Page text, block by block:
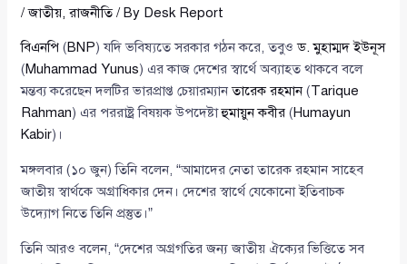
/জাতীয়,রাজনীতি/ By Desk Report
বিএনপি (BNP) যদি ভবিষ্যতে সরকার গঠন করে, তবুওড. মুহাম্মদ ইউনূস
(Muhammad Yunus) এর কাজ দেশের স্বার্থে অব্যাহত থাকবে বলে
মন্তব্য করেছেন দলটির ভারপ্রাপ্ত চেয়ারম্যানতারেক রহমান(Tarique
Rahman) এর পররাষ্ট্র বিষয়ক উপদেষ্টাহুমায়ুন কবীর (Humayun
Kabir)।
মঙ্গলবার (১০ জুন) তিনি বলেন, “আমাদের নেতা তারেক রহমান সাহেব
জাতীয় স্বার্থকে অগ্রাধিকার দেন। দেশের স্বার্থে যেকোনো ইতিবাচক
উদ্যোগ নিতে তিনি প্রস্তুত।”
তিনি আরও বলেন, “দেশের অগ্রগতির জন্য জাতীয় ঐক্যের ভিত্তিতে সব